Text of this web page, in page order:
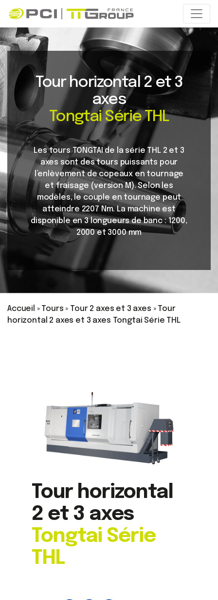
Tour horizontal 2 et 3
axes
Tongtai Série THL
Les tours TONGTAI de la série THL 2 et 3
axes sont des tours puissants pour
l’enlèvement de copeaux en tournage
et fraisage (version M). Selon les
modèles, le couple en tournage peut
atteindre 2207 Nm. La machine est
disponible en 3 longueurs de banc : 1200,
2000 et 3000 mm
Accueil » Tours » Tour 2 axes et 3 axes » Tour
horizontal 2 axes et 3 axes Tongtai Série THL
Tour horizontal
2 et 3 axes
Tongtai Série
THL